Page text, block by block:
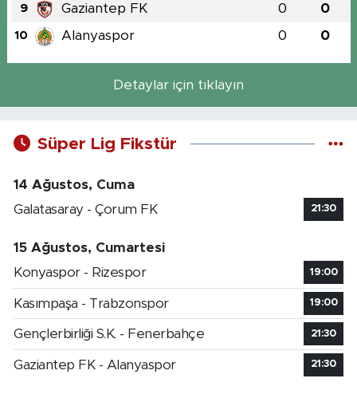
9 Gaziantep FK 0 0
10 Alanyaspor 0 0
Detaylar için tıklayın
Süper Lig Fikstür
14 Ağustos, Cuma
Galatasaray - Çorum FK
21:30
15 Ağustos, Cumartesi
Konyaspor - Rizespor
19:00
Kasımpaşa - Trabzonspor 19:00
Gençlerbirliği S.K. - Fenerbahçe 21:30
Gaziantep FK - Alanyaspor 21:30